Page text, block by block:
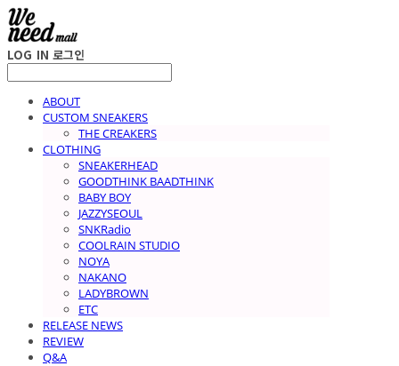
LOG IN 로그인
ABOUT
CUSTOM SNEAKERS
THE CREAKERS
CLOTHING
SNEAKERHEAD
GOODTHINK BAADTHINK
BABY BOY
JAZZYSEOUL
SNKRadio
COOLRAIN STUDIO
NOYA
NAKANO
LADYBROWN
ETC
RELEASE NEWS
REVIEW
Q&A